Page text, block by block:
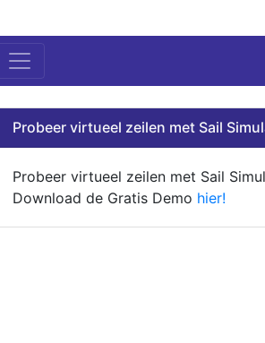
Probeer virtueel zeilen met Sail
Probeer virtueel zeilen met Sail
Download de Gratis Demo hier!